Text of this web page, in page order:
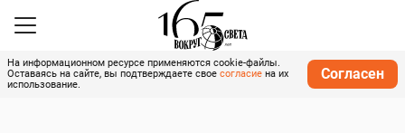
На информационном ресурсе применяются cookie-файлы.
Оставаясь на сайте, вы подтверждаете свое согласие на их
использование.
Согласен